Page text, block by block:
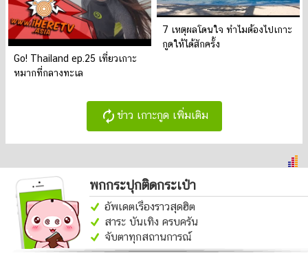
Go! Thailand ep.25 เที่ยวเกาะ
หมากที่กลางทะเล
7 เหตุผลโดนใจ ทำไมต้องไปเกาะ
กูดให้ได้สักครั้ง
autorenew ข่าว เกาะกูด เพิ่มเติม
พกกระปุกติดกระเป๋า
อัพเดตเรื่องราวสุดฮิต
สาระ บันเทิง ครบครัน
จับตาทุกสถานการณ์